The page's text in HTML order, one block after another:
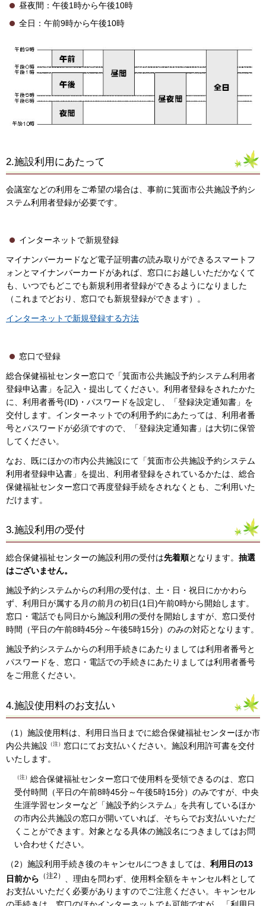
昼夜間：午後1時から午後10時
全日：午前9時から午後10時
2.施設利用にあたって
会議室などの利用をご希望の場合は、事前に箕面市公共施設予約シ
ステム利用者登録が必要です。
インターネットで新規登録
マイナンバーカードなど電子証明書の読み取りができるスマートフ
ォンとマイナンバーカードがあれば、窓口にお越しいただかなくて
も、いつでもどこでも新規利用者登録ができるようになりました
（これまでどおり、窓口でも新規登録ができます）。
インターネットで新規登録する方法
窓口で登録
総合保健福祉センター窓口で「箕面市公共施設予約システム利用者
登録申込書」を記入・提出してください。利用者登録をされたかた
に、利用者番号(ID)・パスワードを設定し、「登録決定通知書」を
交付します。インターネットでの利用予約にあたっては、利用者番
号とパスワードが必須ですので、「登録決定通知書」は大切に保管
してください。
なお、既にほかの市内公共施設にて「箕面市公共施設予約システム
利用者登録申込書」を提出、利用者登録をされているかたは、総合
保健福祉センター窓口で再度登録手続をされなくとも、ご利用いた
だけます。
3.施設利用の受付
総合保健福祉センターの施設利用の受付は先着順となります。 抽選
はございません。
施設予約システムからの利用の受付は、土・日・祝日にかかわら
ず、利用日が属する月の前月の初日(1日)午前0時から開始します。
窓口・電話でも同日から施設利用の受付を開始しますが、窓口受付
時間（平日の午前8時45分～午後5時15分）のみの対応となります。
施設予約システムからの利用手続きにあたりましては利用者番号と
パスワードを、窓口・電話での手続きにあたりましては利用者番号
をご用意ください。
4.施設使用料のお支払い
（1）施設使用料は、利用日当日までに総合保健福祉センターほか市
内公共施設 （注） 窓口にてお支払いください。施設利用許可書を交付
いたします。
（注） 総合保健福祉センター窓口で使用料を受領できるのは、窓口
受付時間（平日の午前8時45分～午後5時15分）のみですが、中央
生涯学習センターなど「施設予約システム」を共有しているほか
の市内公共施設の窓口が開いていれば、そちらでお支払いいただ
くことができます。対象となる具体の施設名につきましてはお問
い合わせください。
（2）施設利用手続き後のキャンセルにつきましては、 利用日の13
日前から （注2）
、理由を問わず、使用料全額をキャンセル料として
お支払いいただく必要がありますのでご注意ください。キャンセル